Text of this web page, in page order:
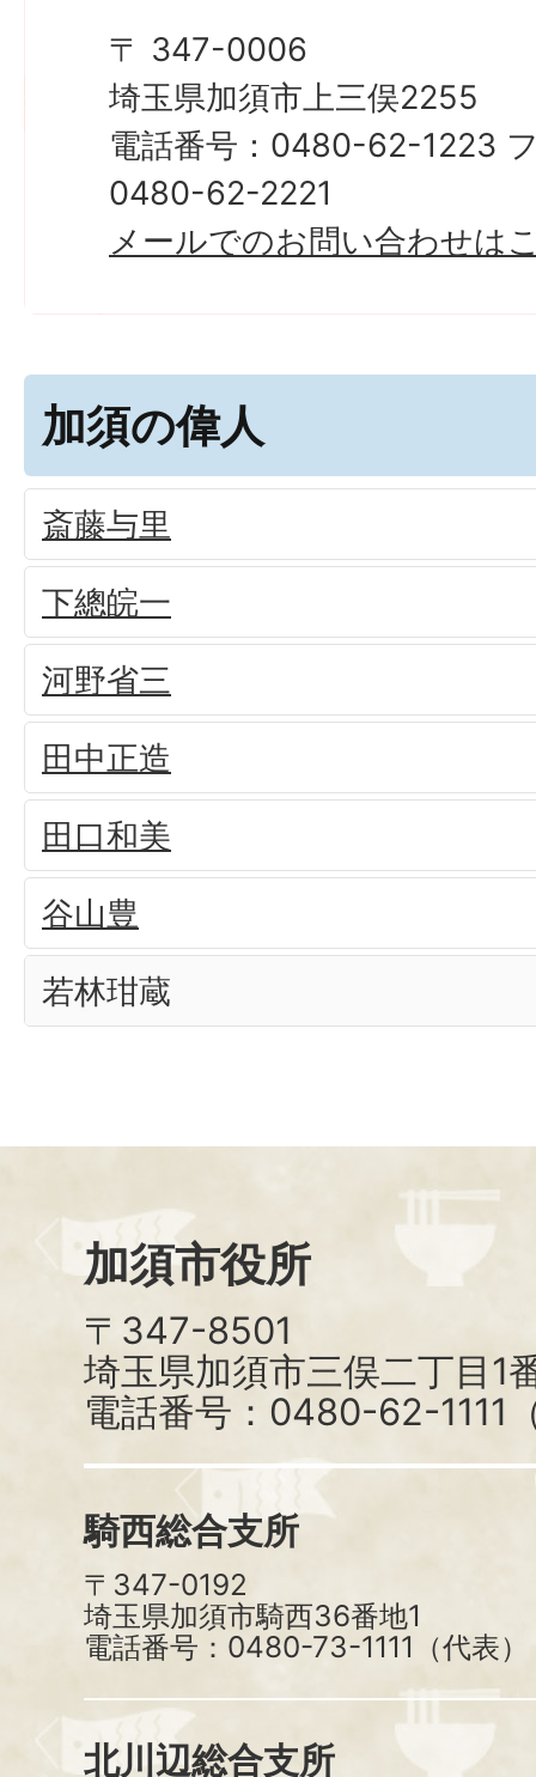
〒 347-0006
埼玉県加須市上三俣2255
電話番号：0480-62-1223
0480-62-2221
メールでのお問い合わせは
加須の偉人
斎藤与里
下總皖一
河野省三
田中正造
田口和美
谷山豊
若林玵蔵
加須市役所
〒347-8501
埼玉県加須市三俣二丁目1
電話番号：0480-62-1111
騎西総合支所
〒347-0192
埼玉県加須市騎西36番地1
電話番号：0480-73-1111（代表）
北川辺総合支所